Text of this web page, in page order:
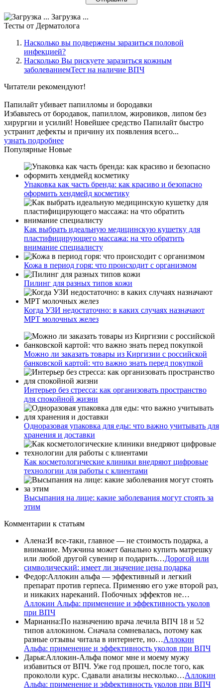
Загрузка ...
Тесты от Дерматолога
Насколько вы подвержены заразиться половой
инфекцией?
Насколько Вы рискуете заразиться кожным
заболеваниемТест на наличие ВПЧ
Читатели рекомендуют!
Папилайт убивает папилломы и бородавки
Избавьтесь от бородавок, папиллом, жировиков, липом без
хирургии и усилий! Новейшее средство Папилайт быстро
устранит дефекты и причину их появления всего...
узнать подробнее
Популярные Новые
Упаковка как часть бренда: как красиво и безопасно
оформить хендмейд косметику
Как выбрать идеальную медицинскую кушетку для
пластифицирующего массажа: на что обратить
внимание специалисту
Кожа в период горя: что происходит с организмом
Пилинг для разных типов кожи
Когда УЗИ недостаточно: в каких случаях назначают
МРТ молочных желез
Можно ли заказать товары из Киргизии с российской
банковской картой: что важно знать перед покупкой
Интерьер без стресса: как организовать пространство
для спокойной жизни
Одноразовая упаковка для еды: что важно учитывать для
хранения и доставки
Как косметологические клиники внедряют цифровые
технологии для работы с клиентами
Высыпания на лице: какие заболевания могут стоять за
этим
Комментарии к статьям
Алена:И все-таки, главное — не стоимость подарка, а
внимание. Мужчина может банально купить матрешку
или любой другой сувенир и подарить…Дорогой или
символический: имеет ли значение цена подарка
Федор:Аллокин альфа — эффективный и легкий
препарат против герпеса. Применяю его уже второй раз,
и никаких нареканий. Побочных эффектов не…
Аллокин Альфа: применение и эффективность уколов
при ВПЧ
Марианна:По назначению врача лечила ВПЧ 18 и 52
типов аллокином. Сначала сомневалась, потому как
разные отзывы читала в интернете, но…Аллокин
Альфа: применение и эффективность уколов при ВПЧ
Дарья:Аллокин-Альфа помог мне и моему мужу
избавиться от ВПЧ. Уже год прошел, после того, как
прокололи курс. Сдавали анализы несколько…Аллокин
Альфа: применение и эффективность уколов при ВПЧ